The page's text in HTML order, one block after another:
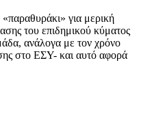
για μερική
του επιδημικού κύματος
ανάλογα με τον χρόνο
στο ΕΣΥ- και αυτό αφορά